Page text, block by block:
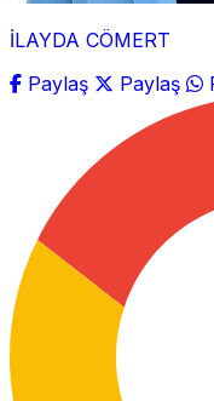
İLAYDA CÖMERT
Paylaş
Paylaş